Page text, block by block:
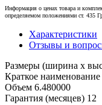
Информация о ценах товара и
определяемом положениями ст. 435
Характеристики
Отзывы и
Размеры (ширина x
Краткое наименование
Объем 6.480000
Гарантия (месяцев) 12